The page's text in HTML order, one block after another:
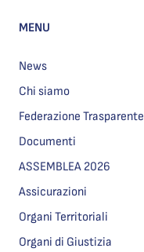
MENU
News
Chi siamo
Federazione Trasparente
Documenti
ASSEMBLEA 2026
Assicurazioni
Organi Territoriali
Organi di Giustizia